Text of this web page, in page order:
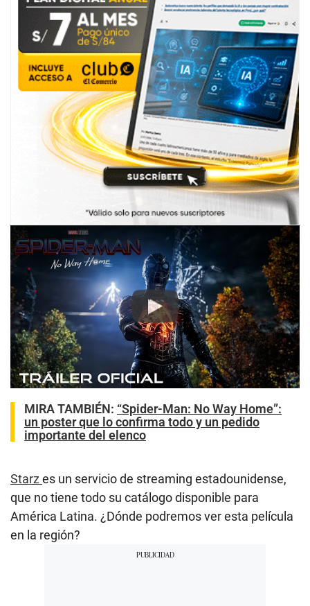
Play
MIRA TAMBIÉN: “Spider-Man: No Way Home”:
un poster que lo confirma todo y un pedido
importante del elenco
Starz es un servicio de streaming estadounidense,
que no tiene todo su catálogo disponible para
América Latina. ¿Dónde podremos ver esta película
en la región?